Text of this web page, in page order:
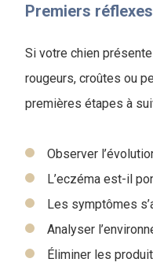
Premiers
Si votre chien
rougeurs, croûtes ou
premières étapes à
Observer
L’eczéma est-il
Les symptômes
Analyser
Éliminer les